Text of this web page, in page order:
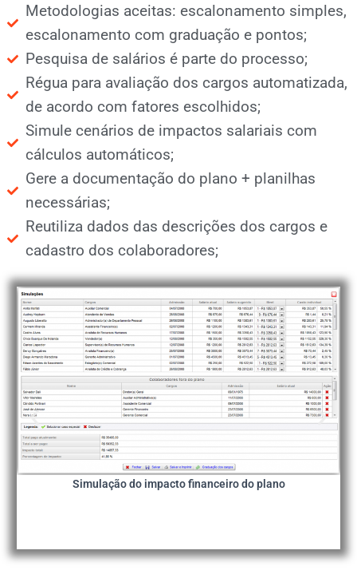
Metodologias aceitas: escalonamento simples,
escalonamento com graduação e pontos;
Pesquisa de salários é parte do processo;
Régua para avaliação dos cargos automatizada,
de acordo com fatores escolhidos;
Simule cenários de impactos salariais com
cálculos automáticos;
Gere a documentação do plano + planilhas
necessárias;
Reutiliza dados das descrições dos cargos e
cadastro dos colaboradores;
Simulação do impacto financeiro do plano